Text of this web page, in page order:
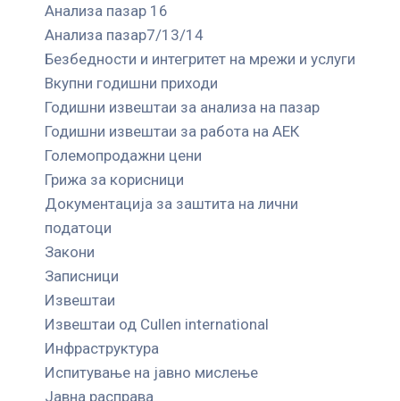
Анализа пазар 16
Анализа пазар7/13/14
Безбедности и интегритет на мрежи и услуги
Вкупни годишни приходи
Годишни извештаи за анализа на пазар
Годишни извештаи за работа на АЕК
Големопродажни цени
Грижа за корисници
Документација за заштита на лични
податоци
Закони
Записници
Извештаи
Извештаи од Cullen international
Инфраструктура
Испитување на јавно мислење
Јавна расправа